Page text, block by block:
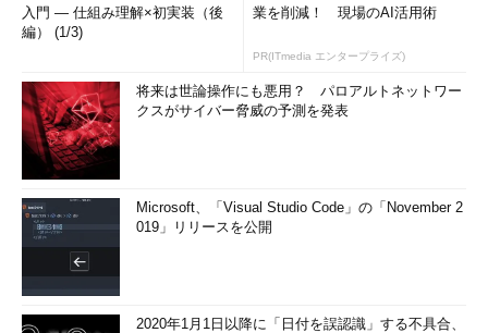
入門 ― 仕組み理解×初実装（後
編） (1/3)
業を削減！ 現場のAI活用術
PR(ITmedia エンタープライズ)
将来は世論操作にも悪用？ パロアルトネットワー
クスがサイバー脅威の予測を発表
Microsoft、「Visual Studio Code」の「November 2
019」リリースを公開
2020年1月1日以降に「日付を誤認識」する不具合、